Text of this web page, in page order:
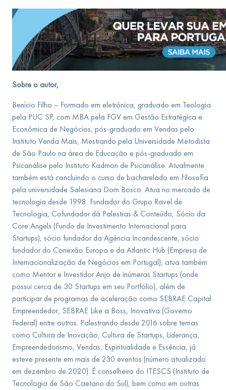
Sobre o autor,
Benício Filho – Formado em eletrônica, graduado em Teologia
pela PUC SP, com MBA pela FGV em Gestão Estratégica e
Econômica de Negócios, pós-graduado em Vendas pelo
Instituto Venda Mais, Mestrando pela Universidade Metodista
de São Paulo na área de Educação e pós-graduado em
Psicanálise pelo Instituto Kadmon de Psicanálise. Atualmente
também está concluindo o curso de bacharelado em Filosofia
pela universidade Salesiana Dom Bosco. Atua no mercado de
tecnologia desde 1998. Fundador do Grupo Ravel de
Tecnologia, Cofundador dá Palestras & Conteúdo, Sócio da
Core Angels (Fundo de Investimento Internacional para
Startups), sócio fundador da Agência Incandescente, sócio
fundador do Conexão Europa e da Atlantic Hub (Empresa de
Internacionalização de Negócios em Portugal), atua também
como Mentor e Investidor Anjo de inúmeras Startups (onde
possui cerca de 30 Startups em seu Portfólio), além de
participar de programas de aceleração como SEBRAE Capital
Empreendedor, SEBRAE Like a Boss, Inovativa (Governo
Federal) entre outros. Palestrando desde 2016 sobre temas
como Cultura de Inovação, Cultura de Startups, Liderança,
Empreendedorismo, Vendas, Espiritualidade e Essência, já
esteve presente em mais de 230 eventos (número atualizado
em dezembro de 2020). É conselheiro do ITESCS (Instituto de
Tecnologia de São Caetano do Sul), bem como em outras